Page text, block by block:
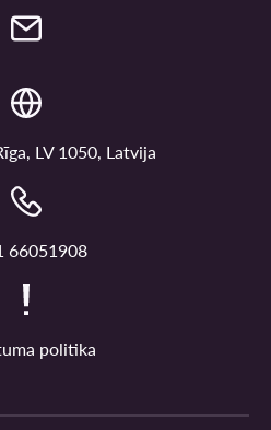
LV 1050, Latvija
66051908
politika